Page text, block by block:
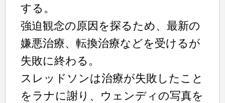
する。
強迫観念の原因を探るため、最新の
嫌悪治療、転換治療などを受けるが
失敗に終わる。
スレッドソンは治療が失敗したこと
をラナに謝り、ウェンディの写真を